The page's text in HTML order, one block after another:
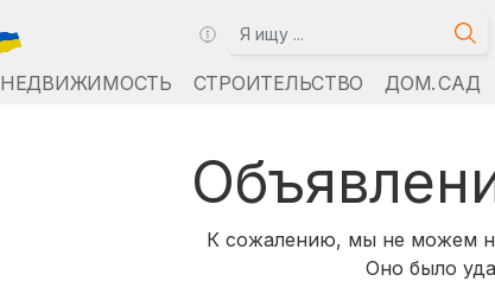
НЕДВИЖИМОСТЬ СТРОИТЕЛЬСТВО ДОМ. САД
К сожалению, мы не можем
Оно было